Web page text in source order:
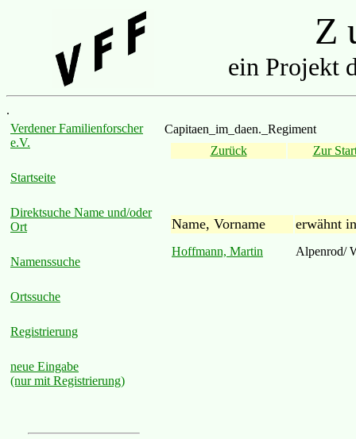
Z
ein Projekt
.
Verdener Familienforscher
e.V.
Startseite
Direktsuche Name und/oder
Ort
Namenssuche
Ortssuche
Registrierung
neue Eingabe
(nur mit Registrierung)
Capitaen_im_daen._Regiment
Zurück
Zur
Name, Vorname erwähnt in
Hoffmann, Martin Alpenrod/